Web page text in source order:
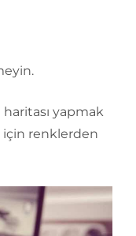
haritası yapmak
için renklerden